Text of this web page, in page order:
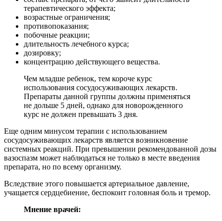
терапевтического эффекта;
возрастные ограничения;
противопоказания;
побочные реакции;
длительность лечебного курса;
дозировку;
концентрацию действующего вещества.
Чем младше ребенок, тем короче курс
использования сосудосуживающих лекарств.
Препараты данной группы должны применяться
не дольше 5 дней, однако для новорожденного
курс не должен превышать 3 дня.
Еще одним минусом терапии с использованием
сосудосуживающих лекарств является возникновение
системных реакций. При превышении рекомендованной дозы
вазоспазм может наблюдаться не только в месте введения
препарата, но по всему организму.
Вследствие этого повышается артериальное давление,
учащается сердцебиение, беспокоит головная боль и тремор.
Мнение врачей: